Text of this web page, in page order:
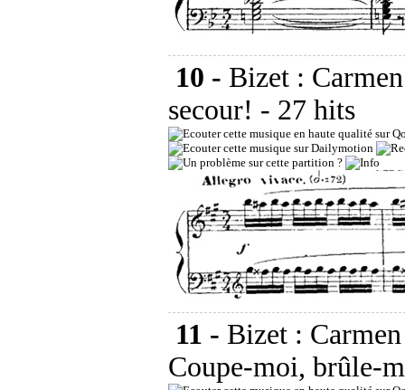
10 - Bizet :
secour! - 27 hits
11 - Bizet :
Coupe-moi, brûle-